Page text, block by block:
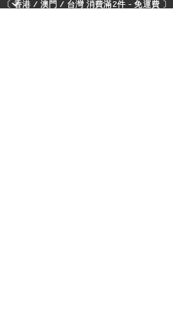
〔 香港 / 澳門 / 台灣 消費滿2件 - 免運費
〔 香港 / 澳門 / 台灣 消費滿2件 - 免運費